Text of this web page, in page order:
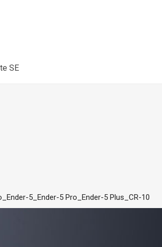
SE
5_Ender-5 Pro_Ender-5 Plus_CR-10